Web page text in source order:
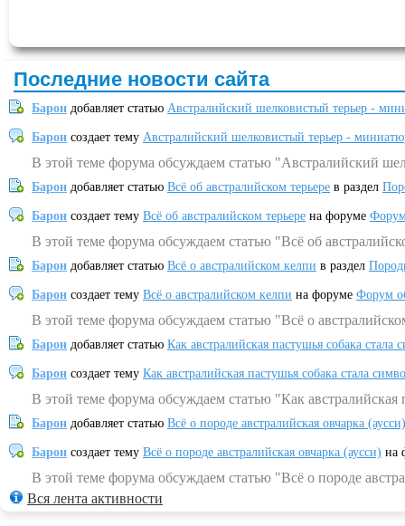
Последние новости сайта
Барон добавляет статью Австралийский шелковистый терьер -
Барон создает тему Австралийский шелковистый терьер -
В этой теме форума обсуждаем статью "Австралийский
Барон добавляет статью Всё об австралийском терьере в раздел
Барон создает тему Всё об австралийском терьере на форуме
В этой теме форума обсуждаем статью "Всё об
Барон добавляет статью Всё о австралийском келпи в раздел
Барон создает тему Всё о австралийском келпи на форуме Форум
В этой теме форума обсуждаем статью "Всё о
Барон добавляет статью Как австралийская пастушья собака
Барон создает тему Как австралийская пастушья собака стала
В этой теме форума обсуждаем статью "Как
Барон добавляет статью Всё о породе австралийская овчарка (аусси)
Барон создает тему Всё о породе австралийская овчарка (аусси) на
В этой теме форума обсуждаем статью "Всё о породе
Вся лента активности